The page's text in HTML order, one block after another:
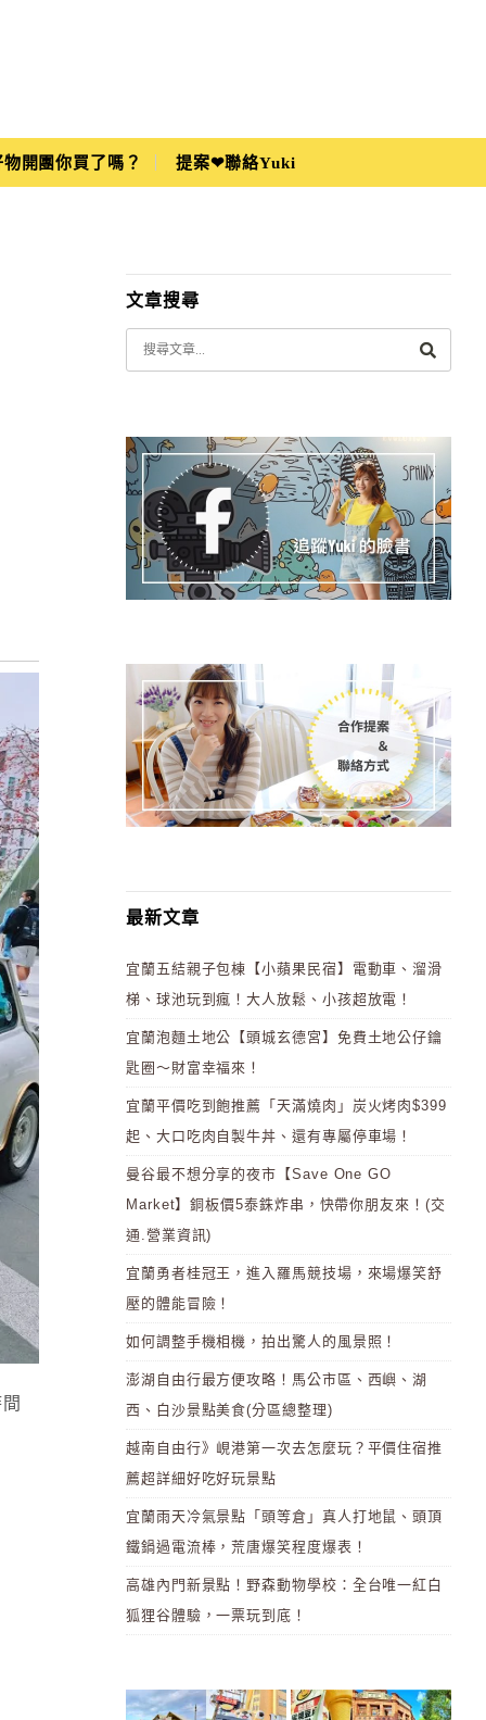
開團你買了嗎？ 提案❤聯絡Yuki
文章搜尋
最新文章
宜蘭五結親子包棟【小蘋果民宿】電動車、溜滑
梯、球池玩到瘋！大人放鬆、小孩超放電！
宜蘭泡麵土地公【頭城玄德宮】免費土地公仔鑰
匙圈～財富幸福來！
宜蘭平價吃到飽推薦「天滿燒肉」炭火烤肉$399
起、大口吃肉自製牛丼、還有專屬停車場！
曼谷最不想分享的夜市【Save One GO
Market】銅板價5泰銖炸串，快帶你朋友來！(交
通.營業資訊)
宜蘭勇者桂冠王，進入羅馬競技場，來場爆笑舒
壓的體能冒險！
如何調整手機相機，拍出驚人的風景照！
澎湖自由行最方便攻略！馬公市區、西嶼、湖
西、白沙景點美食(分區總整理)
越南自由行》峴港第一次去怎麼玩？平價住宿推
薦超詳細好吃好玩景點
宜蘭雨天冷氣景點「頭等倉」真人打地鼠、頭頂
鐵鍋過電流棒，荒唐爆笑程度爆表！
高雄內門新景點！野森動物學校：全台唯一紅白
狐狸谷體驗，一票玩到底！